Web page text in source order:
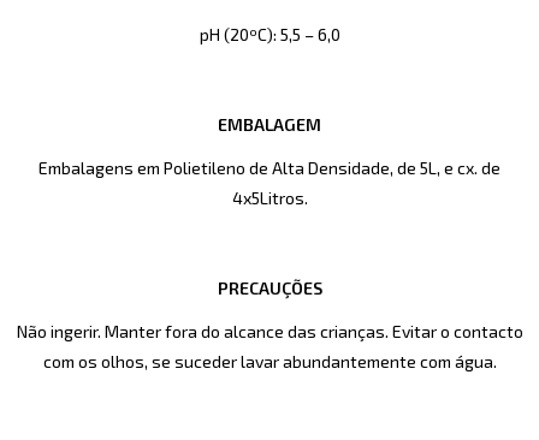
pH (20ºC): 5,5 – 6,0
EMBALAGEM
Embalagens em Polietileno de Alta Densidade, de 5L, e cx. de
4x5Litros.
PRECAUÇÕES
Não ingerir. Manter fora do alcance das crianças. Evitar o contacto
com os olhos, se suceder lavar abundantemente com água.